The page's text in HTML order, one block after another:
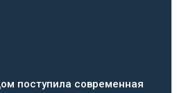
поступила современная